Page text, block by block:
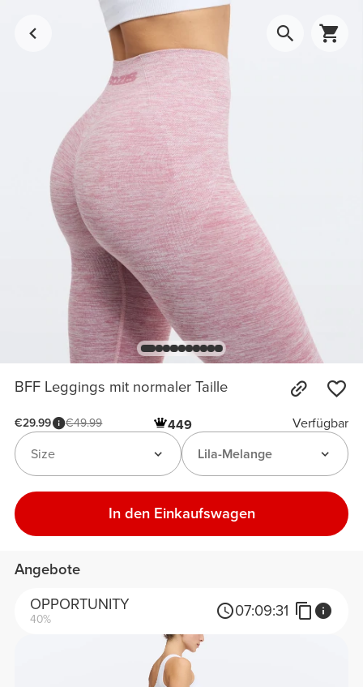
BFF Leggings mit normaler Taille
€29.99 €49.99 449
Verfügbar
Lila-Melange
Size
In den Einkaufswagen
Angebote
OPPORTUNITY
40% 07:09:31